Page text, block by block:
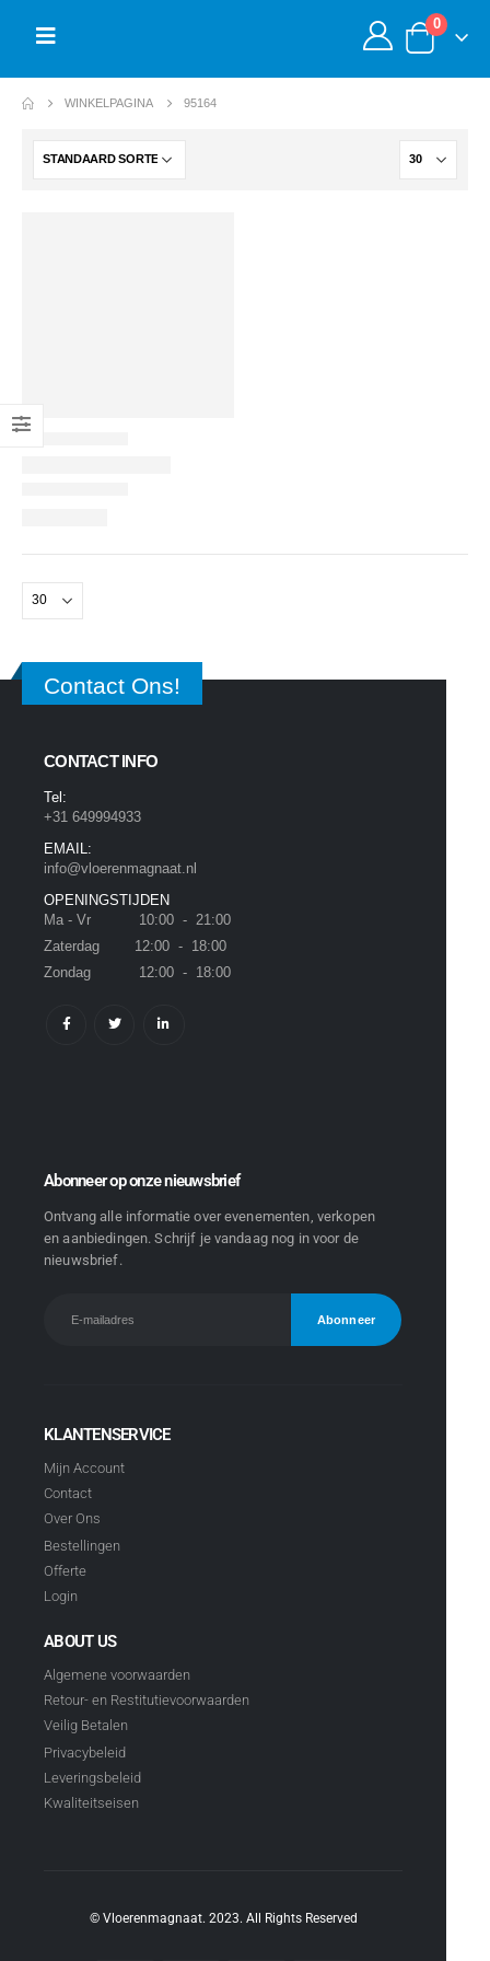
0
WINKELPAGINA 95164
Contact Ons!
CONTACT INFO
Tel:
+31 649994933
EMAIL:
info@vloerenmagnaat.nl
OPENINGSTIJDEN
Ma - Vr 10:00 - 21:00
Zaterdag 12:00 - 18:00
Zondag 12:00 - 18:00
Abonneer op onze nieuwsbrief
Ontvang alle informatie over evenementen, verkopen
en aanbiedingen. Schrijf je vandaag nog in voor de
nieuwsbrief.
KLANTENSERVICE
Mijn Account
Contact
Over Ons
Bestellingen
Offerte
Login
ABOUT US
Algemene voorwaarden
Retour- en Restitutievoorwaarden
Veilig Betalen
Privacybeleid
Leveringsbeleid
Kwaliteitseisen
© Vloerenmagnaat. 2023. All Rights Reserved